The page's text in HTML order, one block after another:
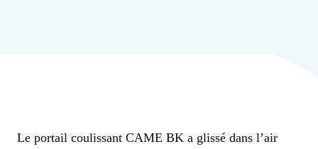
Le portail coulissant CAME BK a glissé dans l’air